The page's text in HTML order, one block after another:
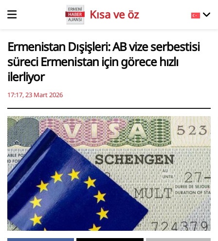
Kısa ve öz
Ermenistan Dışişleri: AB vize serbestisi
süreci Ermenistan için görece hızlı
ilerliyor
17:17, 23 Mart 2026